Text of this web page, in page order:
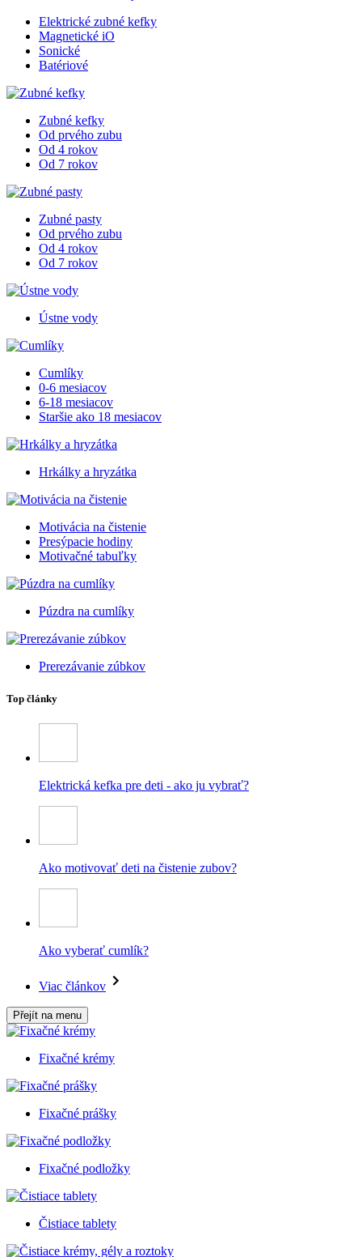
Elektrické zubné kefky
Magnetické iO
Sonické
Batériové
Zubné kefky
Od prvého zubu
Od 4 rokov
Od 7 rokov
Zubné pasty
Od prvého zubu
Od 4 rokov
Od 7 rokov
Ústne vody
Cumlíky
0-6 mesiacov
6-18 mesiacov
Staršie ako 18 mesiacov
Hrkálky a hryzátka
Motivácia na čistenie
Presýpacie hodiny
Motivačné tabuľky
Púzdra na cumlíky
Prerezávanie zúbkov
Top články
Elektrická kefka pre deti - ako ju vybrať?
Ako motivovať deti na čistenie zubov?
Ako vyberať cumlík?
Viac článkov
Přejít na menu
Fixačné krémy
Fixačné prášky
Fixačné podložky
Čistiace tablety